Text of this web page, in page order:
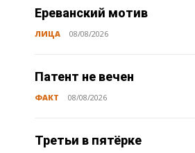
Ереванский мотив
ЛИЦА 08/08/2026
Патент не вечен
ФАКТ 08/08/2026
Третьи в пятёрке